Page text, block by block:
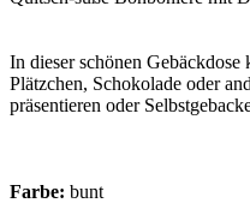
In dieser schönen Gebäckdose
Plätzchen, Schokolade oder
präsentieren oder
Farbe: bunt